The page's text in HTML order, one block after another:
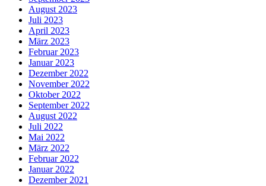
August 2023
Juli 2023
April 2023
März 2023
Februar 2023
Januar 2023
Dezember 2022
November 2022
Oktober 2022
September 2022
August 2022
Juli 2022
Mai 2022
März 2022
Februar 2022
Januar 2022
Dezember 2021